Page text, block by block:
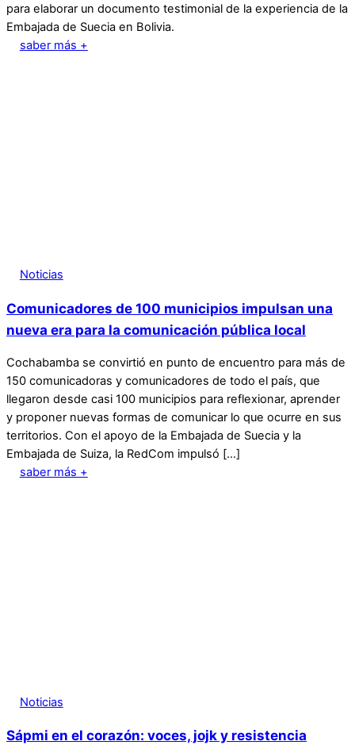
para elaborar un documento testimonial de la experiencia de la
Embajada de Suecia en Bolivia.
saber más +
Noticias
Comunicadores de 100 municipios impulsan una
nueva era para la comunicación pública local
Cochabamba se convirtió en punto de encuentro para más de
150 comunicadoras y comunicadores de todo el país, que
llegaron desde casi 100 municipios para reflexionar, aprender
y proponer nuevas formas de comunicar lo que ocurre en sus
territorios. Con el apoyo de la Embajada de Suecia y la
Embajada de Suiza, la RedCom impulsó […]
saber más +
Noticias
Sápmi en el corazón: voces, jojk y resistencia